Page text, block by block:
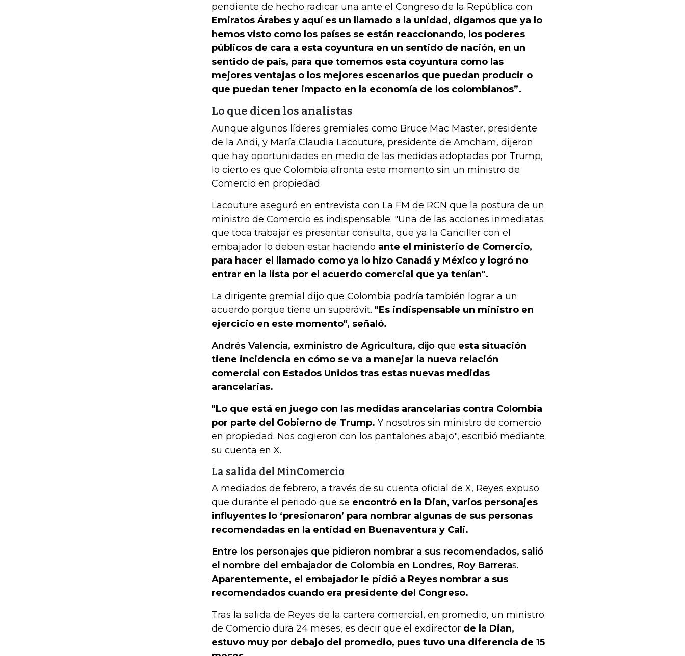
pendiente de hecho radicar una ante el Congreso de la República con
Emiratos Árabes y aquí es un llamado a la unidad, digamos que ya lo
hemos visto como los países se están reaccionando, los poderes
públicos de cara a esta coyuntura en un sentido de nación, en un
sentido de país, para que tomemos esta coyuntura como las
mejores ventajas o los mejores escenarios que puedan producir o
que puedan tener impacto en la economía de los colombianos”.
Lo que dicen los analistas
Aunque algunos líderes gremiales como Bruce Mac Master, presidente
de la Andi, y María Claudia Lacouture, presidente de Amcham, dijeron
que hay oportunidades en medio de las medidas adoptadas por Trump,
lo cierto es que Colombia afronta este momento sin un ministro de
Comercio en propiedad.
Lacouture aseguró en entrevista con La FM de RCN que la postura de un
ministro de Comercio es indispensable. "Una de las acciones inmediatas
que toca trabajar es presentar consulta, que ya la Canciller con el
embajador lo deben estar haciendo ante el ministerio de Comercio,
para hacer el llamado como ya lo hizo Canadá y México y logró no
entrar en la lista por el acuerdo comercial que ya tenían".
La dirigente gremial dijo que Colombia podría también lograr a un
acuerdo porque tiene un superávit. "Es indispensable un ministro en
ejercicio en este momento", señaló.
Andrés Valencia, exministro de Agricultura, dijo que esta situación
tiene incidencia en cómo se va a manejar la nueva relación
comercial con Estados Unidos tras estas nuevas medidas
arancelarias.
"Lo que está en juego con las medidas arancelarias contra Colombia
por parte del Gobierno de Trump. Y nosotros sin ministro de comercio
en propiedad. Nos cogieron con los pantalones abajo", escribió mediante
su cuenta en X.
La salida del MinComercio
A mediados de febrero, a través de su cuenta oficial de X, Reyes expuso
que durante el periodo que se encontró en la Dian, varios personajes
influyentes lo ‘presionaron’ para nombrar algunas de sus personas
recomendadas en la entidad en Buenaventura y Cali.
Entre los personajes que pidieron nombrar a sus recomendados, salió
el nombre del embajador de Colombia en Londres, Roy Barreras.
Aparentemente, el embajador le pidió a Reyes nombrar a sus
recomendados cuando era presidente del Congreso.
Tras la salida de Reyes de la cartera comercial, en promedio, un ministro
de Comercio dura 24 meses, es decir que el exdirector de la Dian,
estuvo muy por debajo del promedio, pues tuvo una diferencia de 15